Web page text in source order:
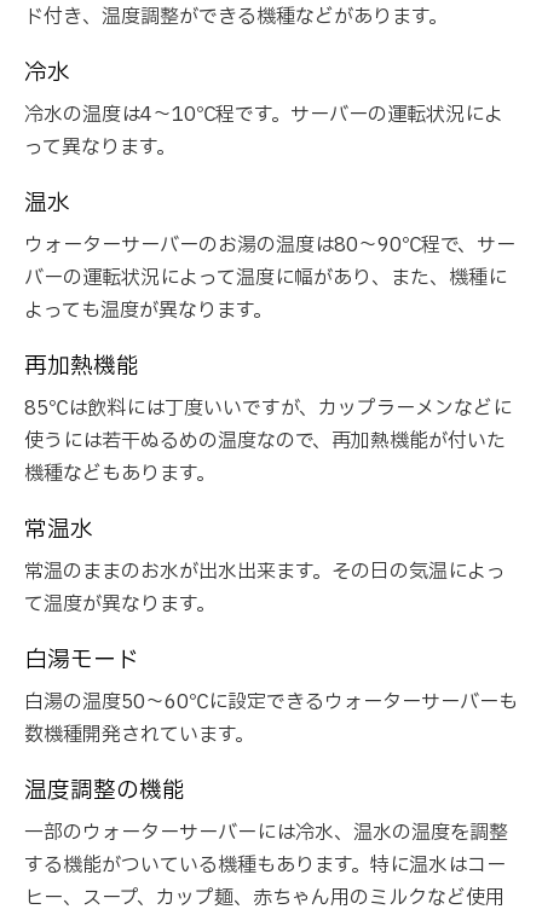
ド付き、温度調整ができる機種などがあります。
冷水
冷水の温度は4～10℃程です。サーバーの運転状況によ
って異なります。
温水
ウォーターサーバーのお湯の温度は80～90℃程で、サー
バーの運転状況によって温度に幅があり、また、機種に
よっても温度が異なります。
再加熱機能
85℃は飲料には丁度いいですが、カップラーメンなどに
使うには若干ぬるめの温度なので、再加熱機能が付いた
機種などもあります。
常温水
常温のままのお水が出水出来ます。その日の気温によっ
て温度が異なります。
白湯モード
白湯の温度50～60℃に設定できるウォーターサーバーも
数機種開発されています。
温度調整の機能
一部のウォーターサーバーには冷水、温水の温度を調整
する機能がついている機種もあります。特に温水はコー
ヒー、スープ、カップ麺、赤ちゃん用のミルクなど使用